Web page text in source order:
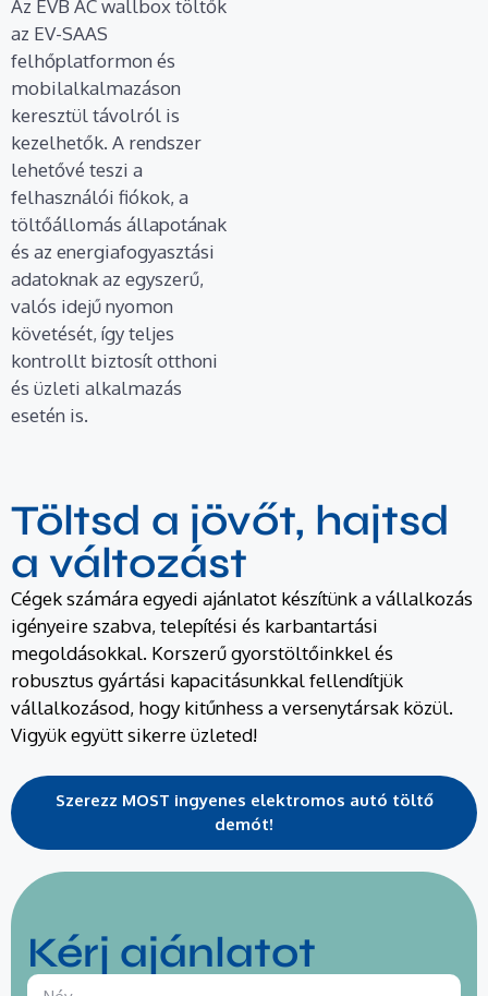
Az EVB AC wallbox töltők
az EV-SAAS
felhőplatformon és
mobilalkalmazáson
keresztül távolról is
kezelhetők. A rendszer
lehetővé teszi a
felhasználói fiókok, a
töltőállomás állapotának
és az energiafogyasztási
adatoknak az egyszerű,
valós idejű nyomon
követését, így teljes
kontrollt biztosít otthoni
és üzleti alkalmazás
esetén is.
Töltsd a jövőt, hajtsd
a változást
Cégek számára egyedi ajánlatot készítünk a vállalkozás
igényeire szabva, telepítési és karbantartási
megoldásokkal. Korszerű gyorstöltőinkkel és
robusztus gyártási kapacitásunkkal fellendítjük
vállalkozásod, hogy kitűnhess a versenytársak közül.
Vigyük együtt sikerre üzleted!
Szerezz MOST ingyenes elektromos autó töltő
demót!
Kérj ajánlatot